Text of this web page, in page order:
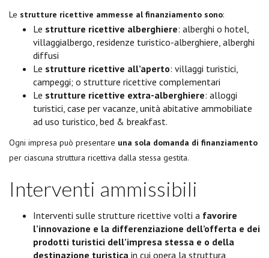
Le strutture ricettive ammesse al finanziamento sono:
Le strutture ricettive alberghiere: alberghi o hotel,
villaggialbergo, residenze turistico-alberghiere, alberghi
diffusi
Le strutture ricettive all’aperto: villaggi turistici,
campeggi; o strutture ricettive complementari
Le strutture ricettive extra-alberghiere: alloggi
turistici, case per vacanze, unità abitative ammobiliate
ad uso turistico, bed & breakfast.
Ogni impresa può presentare una sola domanda di finanziamento
per ciascuna struttura ricettiva dalla stessa gestita.
Interventi ammissibili
Interventi sulle strutture ricettive volti a favorire
l’innovazione e la differenziazione dell’offerta e dei
prodotti turistici dell’impresa stessa e o della
destinazione turistica in cui opera la struttura